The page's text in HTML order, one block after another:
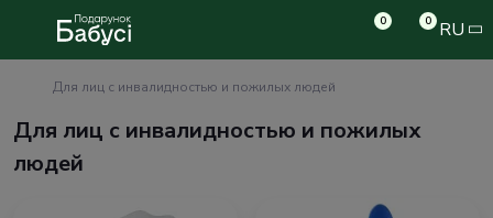
0 0 RU
Для лиц с инвалидностью и пожилых людей
Для лиц с инвалидностью и пожилых
людей